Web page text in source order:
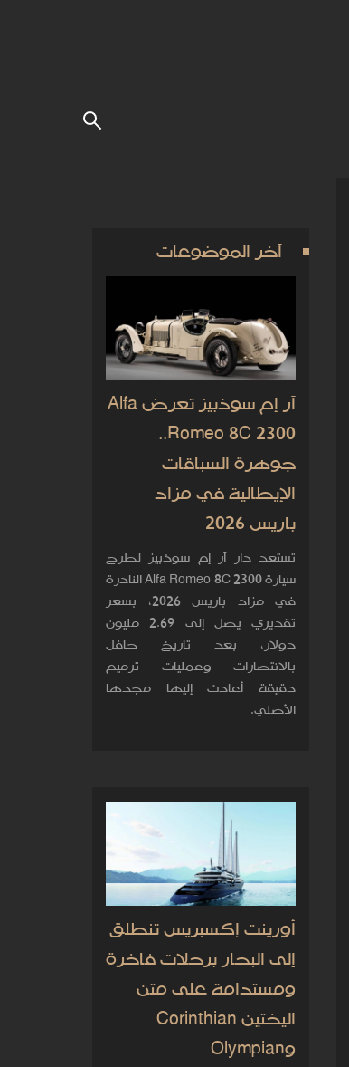
آخر الموضوعات
آر إم سوذبيز تعرض Alfa
Romeo 8C 2300..
جوهرة السباقات
الإيطالية في مزاد
باريس 2026
تستعد دار آر إم سوذبيز لطرح
سيارة Alfa Romeo 8C 2300 النادرة
في مزاد باريس 2026، بسعر
تقديري يصل إلى 2.69 مليون
دولار، بعد تاريخ حافل
بالانتصارات وعمليات ترميم
دقيقة أعادت إليها مجدها
الأصلي.
أورينت إكسبريس تنطلق
إلى البحار برحلات فاخرة
ومستدامة على متن
اليختين Corinthian
وOlympian